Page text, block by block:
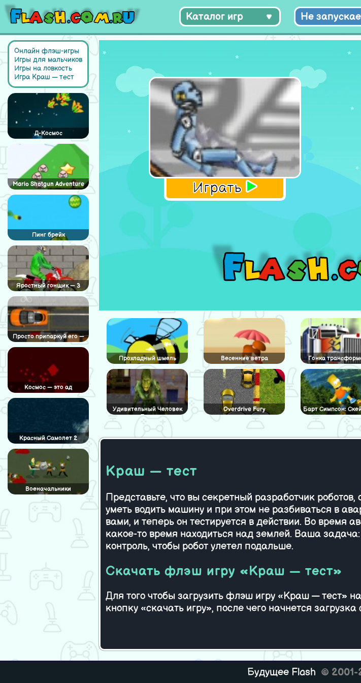
Каталог игр Не
Онлайн флэш-игры
Игры для мальчиков
Игры на ловкость
Игра Краш — тест
Д-Космос
Mario Shotgun Adventure
Пинг брейк
Яростный гонщик — 3
Просто припаркуй его —
3
Космос — это ад
Красный Самолет 2
Военачальники
Играть
Прохладный шмель Весенние ветра Гонка
Удивительный Человек
Паук
Overdrive Fury Барт Симпсон:
Краш — тест
Представьте, что вы секретный разработчик
уметь водить машину и при этом не разбиваться в
вами, и теперь он тестируется в действии. Во время
какое-то время находиться над землей. Ваша
контроль, чтобы робот улетел подальше.
Скачать флэш игру «Краш — тест»
Для того чтобы загрузить флэш игру «Краш — тест»
кнопку «скачать игру», после чего начнется
Будущее Flash © 2001-